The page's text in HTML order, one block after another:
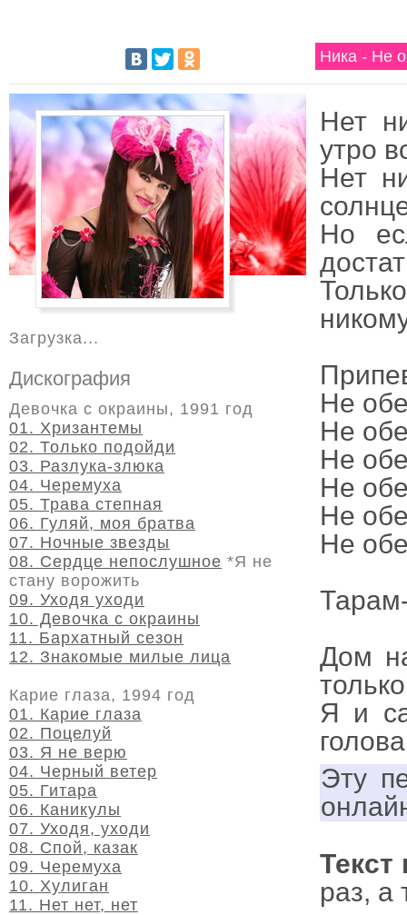
Ника - Не
Нет
утро
Нет
Но
Не
Не
Не
Не
Не
Не
Дом
Я и
Эту
раз, а
Загрузка...
Дискография
Девочка с окраины, 1991 год
01. Хризантемы
02. Только подойди
03. Разлука-злюка
04. Черемуха
05. Трава степная
06. Гуляй, моя братва
07. Ночные звезды
08. Сердце непослушное *Я не
стану ворожить
09. Уходя уходи
10. Девочка с окраины
11. Бархатный сезон
12. Знакомые милые лица
Карие глаза, 1994 год
01. Карие глаза
02. Поцелуй
03. Я не верю
04. Черный ветер
05. Гитара
06. Каникулы
07. Уходя, уходи
08. Спой, казак
09. Черемуха
10. Хулиган
11. Нет нет, нет